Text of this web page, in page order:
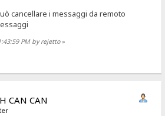
cancellare i messaggi da remoto
PM by rejetto»
CAN CAN